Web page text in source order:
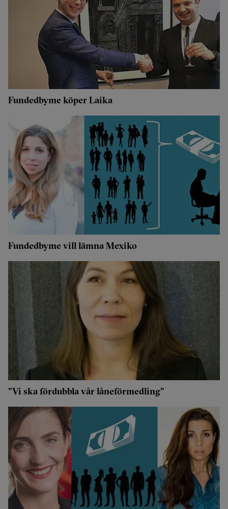
Fundedbyme köper Laika
Fundedbyme vill lämna Mexiko
"Vi ska fördubbla vår låneförmedling"